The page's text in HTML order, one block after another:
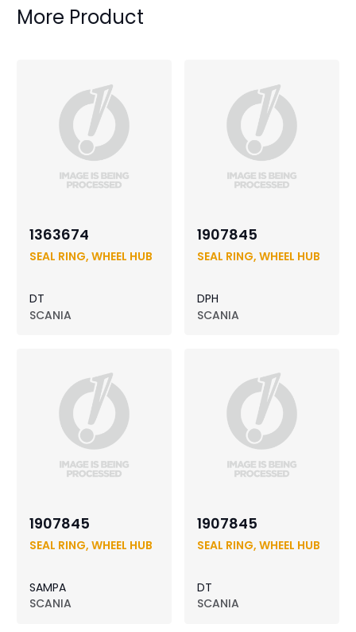
More Product
1363674
SEAL RING, WHEEL HUB
DT
SCANIA
1907845
SEAL RING, WHEEL HUB
DPH
SCANIA
1907845
SEAL RING, WHEEL HUB
SAMPA
SCANIA
1907845
SEAL RING, WHEEL HUB
DT
SCANIA